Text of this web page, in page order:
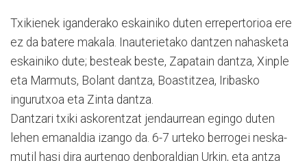
Txikienek iganderako eskainiko duten errepertorioa ere
ez da batere makala. Inauterietako dantzen nahasketa
eskainiko dute; besteak beste, Zapatain dantza, Xinple
eta Marmuts, Bolant dantza, Boastitzea, Iribasko
ingurutxoa eta Zinta dantza.
Dantzari txiki askorentzat jendaurrean egingo duten
lehen emanaldia izango da. 6-7 urteko berrogei neska-
mutil hasi dira aurtengo denboraldian Urkin, eta antza